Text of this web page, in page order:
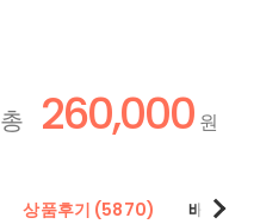
총 260,000 원
상품후기 (5870) 배송/반